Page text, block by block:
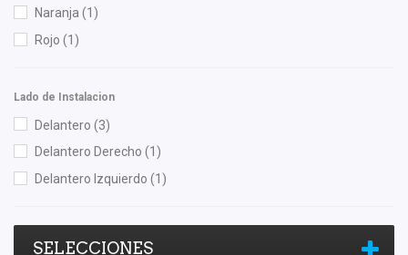
Naranja (1)
Rojo (1)
Lado de Instalacion
Delantero (3)
Delantero Derecho (1)
Delantero Izquierdo (1)
SELECCIONES